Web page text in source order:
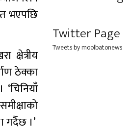
भएपछि
क्षेत्रीय
ठेक्का
गर्दैछ ।’
Twitter Page
Tweets by moolbatonews